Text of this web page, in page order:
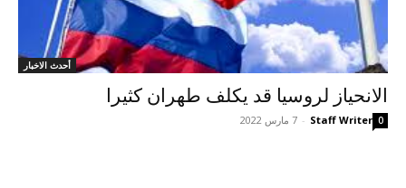
أحدث الاخبار
الانحياز لروسيا قد يکلف طهران کثيرا
Staff Writer
- 7 مارس 2022 0